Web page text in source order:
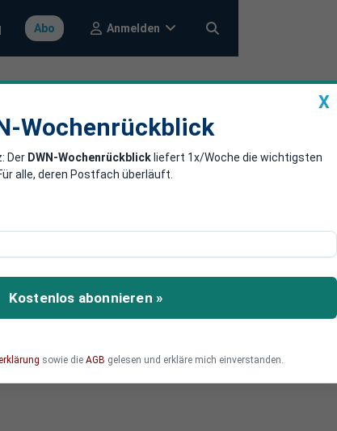
Abo Anmelden
in einem
auf
Welche
X
Wochenrückblick
Der DWN-Wochenrückblick liefert 1x/Woche die wichtigsten
alle, deren Postfach überläuft.
Kostenlos abonnieren »
sowie die AGB gelesen und erkläre mich einverstanden.